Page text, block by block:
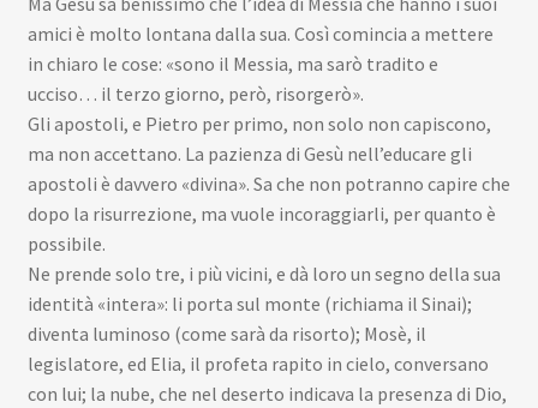
amici è molto lontana dalla sua. Così comincia a mettere
in chiaro le cose: «sono il Messia, ma sarò tradito e
ucciso… il terzo giorno, però, risorgerò».
Gli apostoli, e Pietro per primo, non solo non capiscono,
ma non accettano. La pazienza di Gesù nell’educare gli
apostoli è davvero «divina». Sa che non potranno capire che
dopo la risurrezione, ma vuole incoraggiarli, per quanto è
possibile.
Ne prende solo tre, i più vicini, e dà loro un segno della sua
identità «intera»: li porta sul monte (richiama il Sinai);
diventa luminoso (come sarà da risorto); Mosè, il
legislatore, ed Elia, il profeta rapito in cielo, conversano
con lui; la nube, che nel deserto indicava la presenza di Dio,